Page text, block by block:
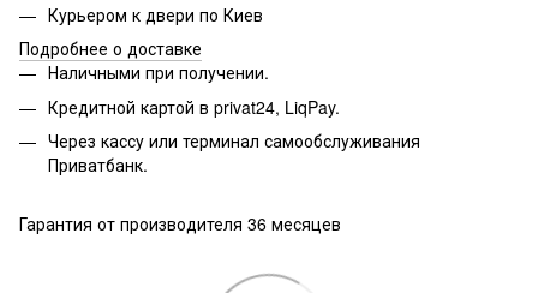
Курьером к двери по Киев
Подробнее о доставке
Наличными при получении.
Кредитной картой в privat24, LiqPay.
Через кассу или терминал самообслуживания
Приватбанк.
Гарантия от производителя 36 месяцев